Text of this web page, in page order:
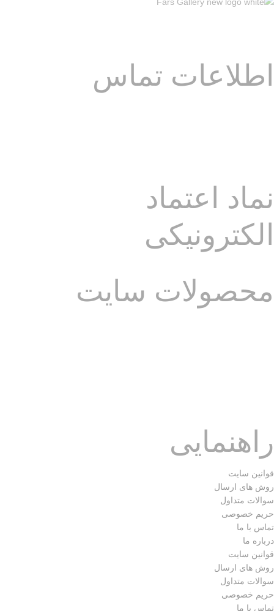
اطلاعات تماس
نماد اعتماد
الکترونیکی
محصولات سایت
راهنمایی
قوانین سایت
روش های ارسال
سوالات متداول
حریم خصوصی
تماس با ما
درباره ما
قوانین سایت
روش های ارسال
سوالات متداول
حریم خصوصی
تماس با ما